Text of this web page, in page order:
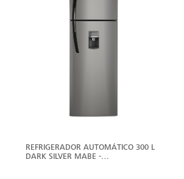
REFRIGERADOR AUTOMÁTICO 300 L
DARK SILVER MABE -